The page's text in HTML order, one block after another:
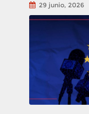
29 junio, 2026